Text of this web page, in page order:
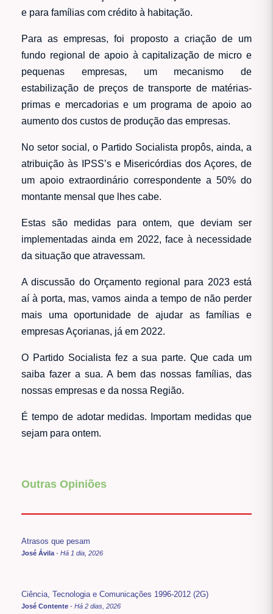
e para famílias com crédito à habitação.
Para as empresas, foi proposto a criação de um
fundo regional de apoio à capitalização de micro e
pequenas empresas, um mecanismo de
estabilização de preços de transporte de matérias-
primas e mercadorias e um programa de apoio ao
aumento dos custos de produção das empresas.
No setor social, o Partido Socialista propôs, ainda, a
atribuição às IPSS’s e Misericórdias dos Açores, de
um apoio extraordinário correspondente a 50% do
montante mensal que lhes cabe.
Estas são medidas para ontem, que deviam ser
implementadas ainda em 2022, face à necessidade
da situação que atravessam.
A discussão do Orçamento regional para 2023 está
aí à porta, mas, vamos ainda a tempo de não perder
mais uma oportunidade de ajudar as famílias e
empresas Açorianas, já em 2022.
O Partido Socialista fez a sua parte. Que cada um
saiba fazer a sua. A bem das nossas famílias, das
nossas empresas e da nossa Região.
É tempo de adotar medidas. Importam medidas que
sejam para ontem.
Outras Opiniões
Atrasos que pesam
José Ávila - Há 1 dia, 2026
Ciência, Tecnologia e Comunicações 1996-2012 (2G)
José Contente - Há 2 dias, 2026